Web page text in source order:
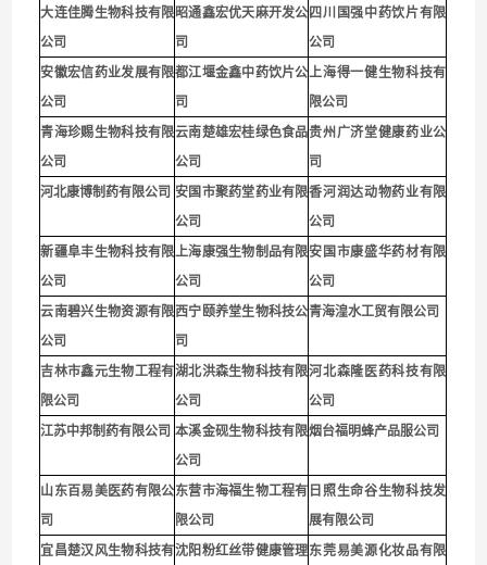
大连佳腾生物科技有限
公司
昭通鑫宏优天麻开发公
司
四川国强中药饮片有限
公司
安徽宏信药业发展有限
公司
都江堰金鑫中药饮片公
司
上海得一健生物科技有
限公司
青海珍赐生物科技有限
公司
云南楚雄宏桂绿色食品
公司
贵州广济堂健康药业公
司
河北康博制药有限公司 安国市聚药堂药业有限
公司
香河润达动物药业有限
公司
新疆阜丰生物科技有限
公司
上海康强生物制品有限
公司
安国市康盛华药材有限
公司
云南碧兴生物资源有限
公司
西宁颐养堂生物科技公
司
青海湟水工贸有限公司
吉林市鑫元生物工程有
限公司
湖北洪森生物科技有限
公司
河北森隆医药科技有限
公司
江苏中邦制药有限公司 本溪金砚生物科技有限
公司
烟台福明蜂产品服公司
山东百易美医药有限公
司
东营市海福生物工程有
限公司
日照生命谷生物科技发
展有限公司
宜昌楚汉风生物科技有沈阳粉红丝带健康管理东莞易美源化妆品有限